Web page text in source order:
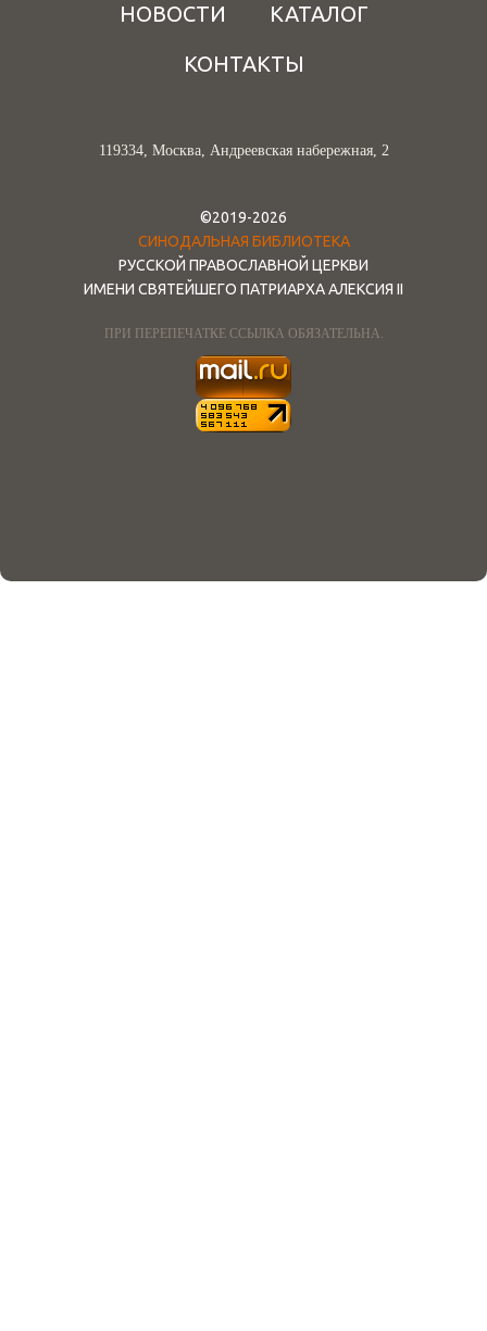
НОВОСТИ
КАТАЛОГ
КОНТАКТЫ
119334, Москва, Андреевская набережная, 2
©2019-2026
СИНОДАЛЬНАЯ БИБЛИОТЕКА
РУССКОЙ ПРАВОСЛАВНОЙ ЦЕРКВИ
ИМЕНИ СВЯТЕЙШЕГО ПАТРИАРХА АЛЕКСИЯ II
ПРИ ПЕРЕПЕЧАТКЕ ССЫЛКА ОБЯЗАТЕЛЬНА.